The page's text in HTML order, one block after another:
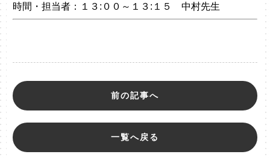
時間・担当者：１３:００～１３:１５ 中村先生
前の記事へ
一覧へ戻る